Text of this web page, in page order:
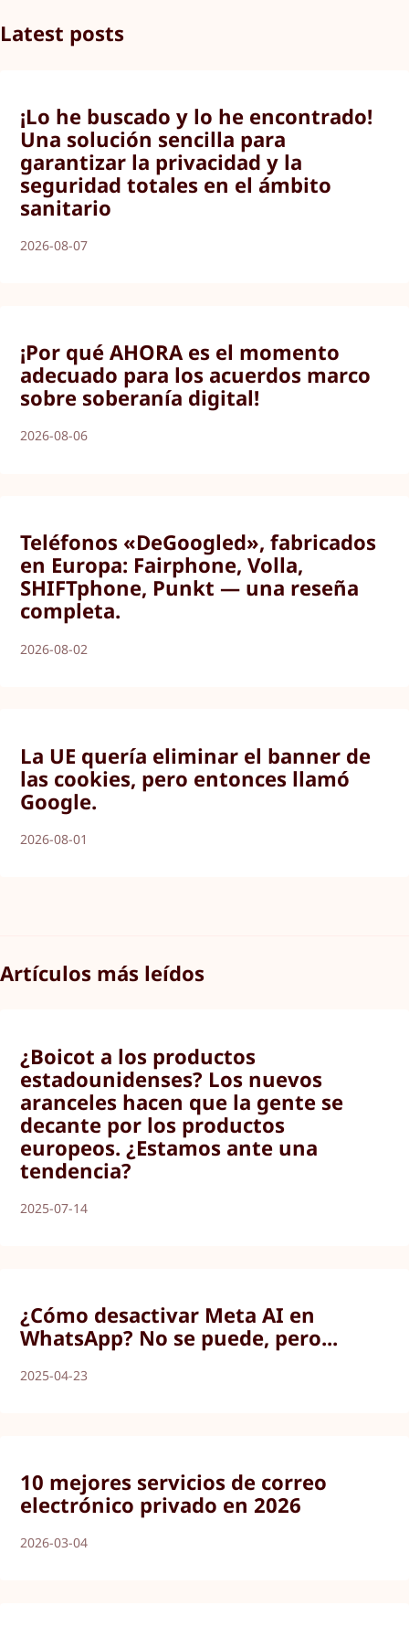
Latest posts
¡Lo he buscado y lo he encontrado!
Una solución sencilla para
garantizar la privacidad y la
seguridad totales en el ámbito
sanitario
2026-08-07
¡Por qué AHORA es el momento
adecuado para los acuerdos marco
sobre soberanía digital!
2026-08-06
Teléfonos «DeGoogled», fabricados
en Europa: Fairphone, Volla,
SHIFTphone, Punkt — una reseña
completa.
2026-08-02
La UE quería eliminar el banner de
las cookies, pero entonces llamó
Google.
2026-08-01
Artículos más leídos
¿Boicot a los productos
estadounidenses? Los nuevos
aranceles hacen que la gente se
decante por los productos
europeos. ¿Estamos ante una
tendencia?
2025-07-14
¿Cómo desactivar Meta AI en
WhatsApp? No se puede, pero...
2025-04-23
10 mejores servicios de correo
electrónico privado en 2026
2026-03-04